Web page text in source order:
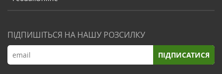
ПІДПИШІТЬСЯ НА НАШУ РОЗСИЛКУ
ПІДПИСАТИСЯ